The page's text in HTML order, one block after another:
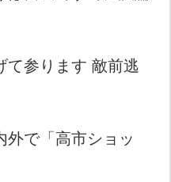
て参ります 敵前逃
外で「高市ショッ